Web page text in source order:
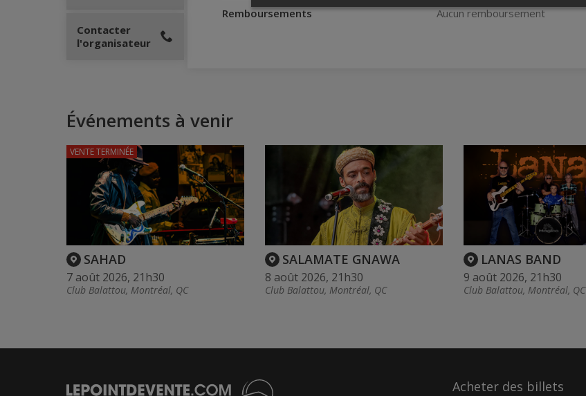
Remboursements Aucun remboursement
Contacter
l'organisateur
Événements à venir
SAHAD
7 août 2026, 21h30
Club Balattou, Montréal, QC
VENTE TERMINÉE
SALAMATE GNAWA
8 août 2026, 21h30
Club Balattou, Montréal, QC
LANAS BAND
9 août 2026, 21h30
Club Balattou, Montréal, QC
Acheter des billets